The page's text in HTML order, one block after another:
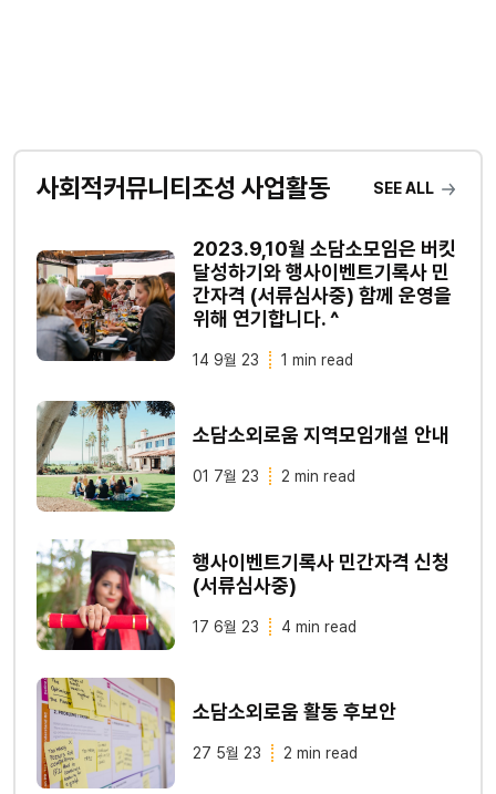
사회적커뮤니티조성 사업활동 SEE ALL
2023.9,10월 소담소모임은 버킷
달성하기와 행사이벤트기록사 민
간자격 (서류심사중) 함께 운영을
위해 연기합니다. ^
14 9월 23 1 min read
소담소외로움 지역모임개설 안내
01 7월 23 2 min read
행사이벤트기록사 민간자격 신청
(서류심사중)
17 6월 23 4 min read
소담소외로움 활동 후보안
27 5월 23 2 min read